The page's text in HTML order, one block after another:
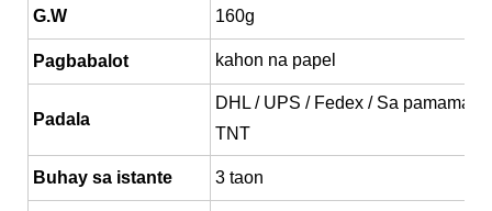
G.W 160g
Pagbabalot kahon na papel
Padala
DHL / UPS / Fedex / Sa
TNT
Buhay sa istante 3 taon